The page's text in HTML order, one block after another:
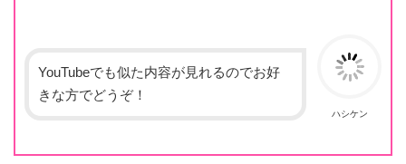
ハシケン
YouTubeでも似た内容が見れるのでお好
きな方でどうぞ！